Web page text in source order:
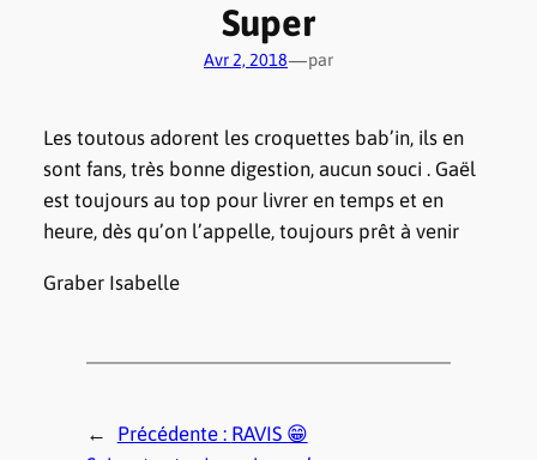
Super
Avr 2, 2018—par
Les toutous adorent les croquettes bab’in, ils en
sont fans, très bonne digestion, aucun souci . Gaël
est toujours au top pour livrer en temps et en
heure, dès qu’on l’appelle, toujours prêt à venir
Graber Isabelle
← Précédente : RAVIS 😁